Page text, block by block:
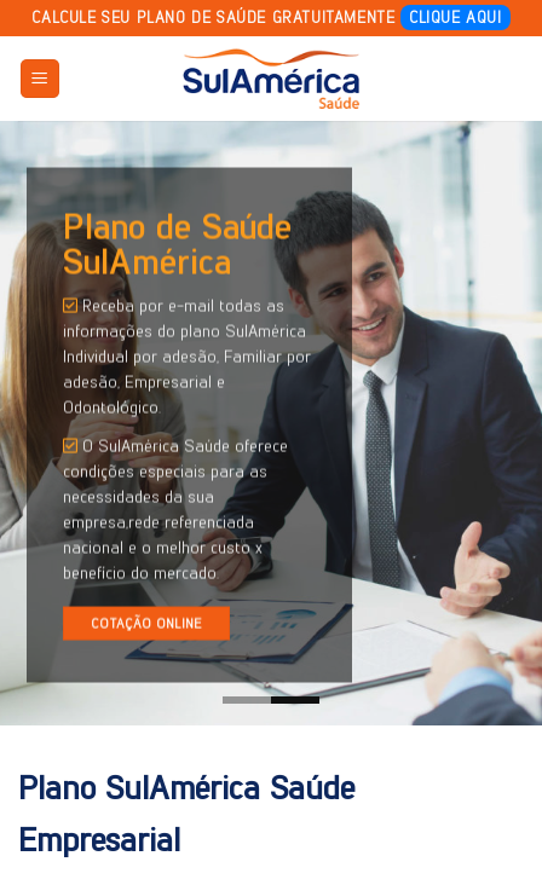
Skip
to
content
CALCULE SEU PLANO DE SAÚDE GRATUITAMENTE CLIQUE AQUI
Plano de Saúde
SulAmérica
Receba por e-mail todas as
informações do plano SulAmérica
Individual por adesão, Familiar por
adesão, Empresarial e
Odontológico.
O SulAmérica Saúde oferece
condições especiais para as
necessidades da sua
empresa,rede referenciada
nacional e o melhor custo x
benefício do mercado.
COTAÇÃO ONLINE
Plano SulAmérica Saúde
Empresarial